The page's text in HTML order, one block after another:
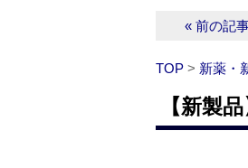
« 前の記
TOP > 新薬・
【新製